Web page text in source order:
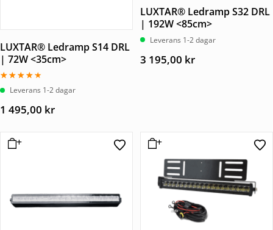
LUXTAR® Ledramp S14 DRL
| 72W <35cm>
Betygsatt
4.00Leverans 1-2 dagar
1 495,00 kr
LUXTAR® Ledramp S32 DRL
| 192W <85cm>
Leverans 1-2 dagar
3 195,00 kr